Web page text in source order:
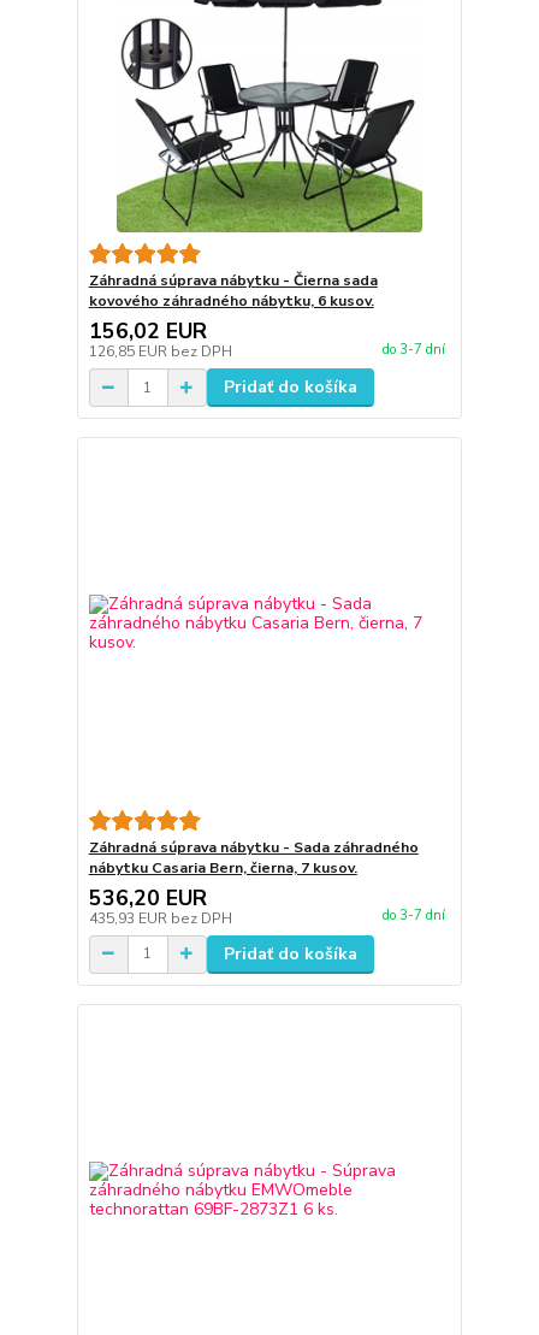
Záhradná súprava nábytku - Čierna sada
kovového záhradného nábytku, 6 kusov.
156,02 EUR
126,85 EUR bez DPH do 3-7 dní
Pridať do košíka
Záhradná súprava nábytku - Sada záhradného
nábytku Casaria Bern, čierna, 7 kusov.
536,20 EUR
435,93 EUR bez DPH do 3-7 dní
Pridať do košíka